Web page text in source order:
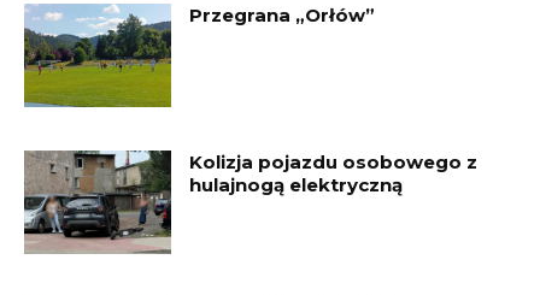
Przegrana „Orłów”
Kolizja pojazdu osobowego z
hulajnogą elektryczną